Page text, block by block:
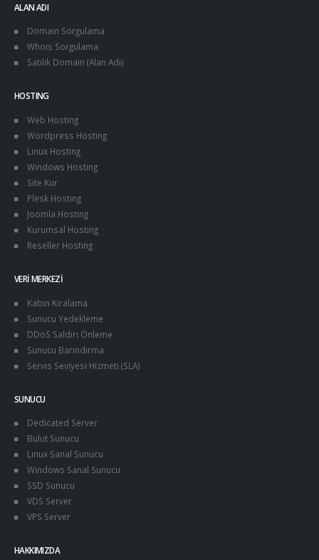
ALAN ADI
Domain Sorgulama
Whois Sorgulama
Satılık Domain (Alan Adı)
HOSTING
Web Hosting
Wordpress Hosting
Linux Hosting
Windows Hosting
Site Kur
Plesk Hosting
Joomla Hosting
Kurumsal Hosting
Reseller Hosting
VERI MERKEZI
Kabin Kiralama
Sunucu Yedekleme
DDoS Saldırı Önleme
Sunucu Barındırma
Servis Seviyesi Hizmeti (SLA)
SUNUCU
Dedicated Server
Bulut Sunucu
Linux Sanal Sunucu
Windows Sanal Sunucu
SSD Sunucu
VDS Server
VPS Server
HAKKIMIZDA